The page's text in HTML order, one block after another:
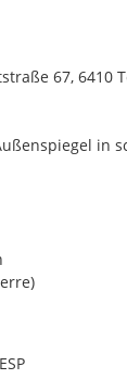
67, 6410
in
ESP